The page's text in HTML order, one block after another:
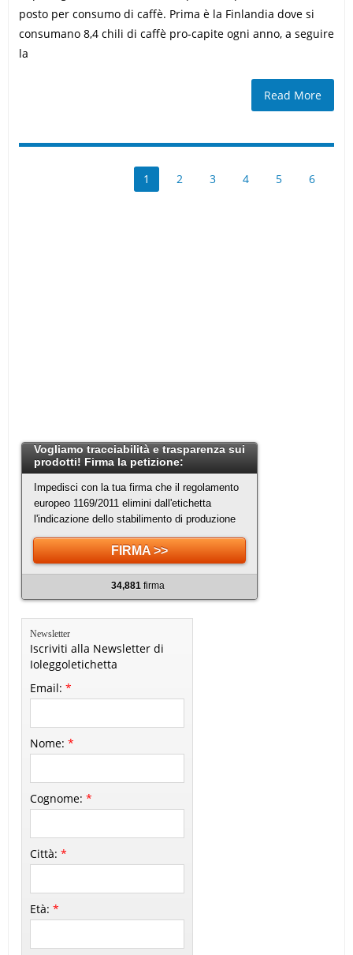
posto per consumo di caffè. Prima è la Finlandia dove si
consumano 8,4 chili di caffè pro-capite ogni anno, a seguire
la
Read More
1 2 3 4 5 6
Vogliamo tracciabilità e trasparenza sui
prodotti! Firma la petizione:
Impedisci con la tua firma che il regolamento
europeo 1169/2011 elimini dall'etichetta
l'indicazione dello stabilimento di produzione
FIRMA >>
34,881firma
Newsletter
Iscriviti alla Newsletter di
Ioleggoletichetta
Email:*
Nome:*
Cognome:*
Città:*
Età:*